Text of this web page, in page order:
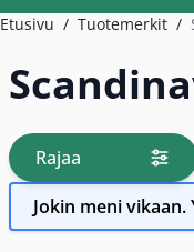
Etusivu / Tuotemerkit /
Rajaa
tuotteita
Jokin meni